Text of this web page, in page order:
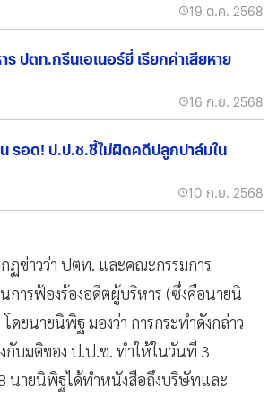
19 ต.ค. 2568
ปตท.กรีนเอเนอร์ยี่ เรียกค่าเสียหาย
16 ก.ย. 2568
รอด! ป.ป.ช.ชี้ไม่ผิดคดีปลูกปาล์มใน
10 ก.ย. 2568
กฏข่าวว่า ปตท. และคณะกรรมการ
การฟ้องร้องอดีตผู้บริหาร (ซึ่งคือนายนิ
ยนายนิพิฐ มองว่า การกระทำดังกล่าว
กับมติของ ป.ป.ช. ทำให้ในวันที่ 3
นายนิพิฐได้ทำหนังสือถึงบริษัทและ